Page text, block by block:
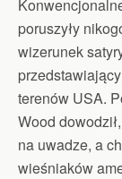
poruszyły
wizerunek
terenów USA.
Wood
na uwadze, a
wieśniaków